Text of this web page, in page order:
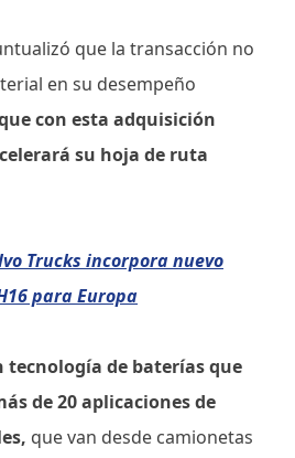
que la transacción no
en su desempeño
con esta adquisición
su hoja de ruta
Trucks incorpora nuevo
para Europa
tecnología de baterías que
de 20 aplicaciones de
que van desde camionetas